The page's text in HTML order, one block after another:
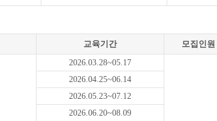
교육기간 모집인원
2026.03.28~05.17
2026.04.25~06.14
2026.05.23~07.12
2026.06.20~08.09